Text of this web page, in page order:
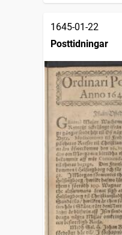
1645-01-22
Posttidningar